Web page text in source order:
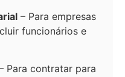
– Para empresas
funcionários e
Para contratar para